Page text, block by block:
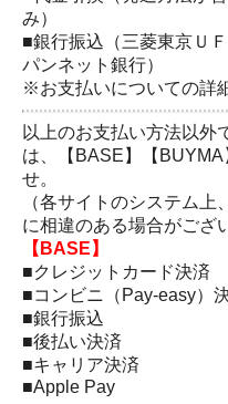
み）
■銀行振込（三菱東京Ｕ
パンネット銀行）
※お支払いについての詳
以上のお支払い方法以外
は、【BASE】【
せ。
（各サイトのシステム
に相違のある場合がござ
【BASE】
■クレジットカード決済
■コンビニ（Pay-easy）
■銀行振込
■後払い決済
■キャリア決済
■Apple Pay